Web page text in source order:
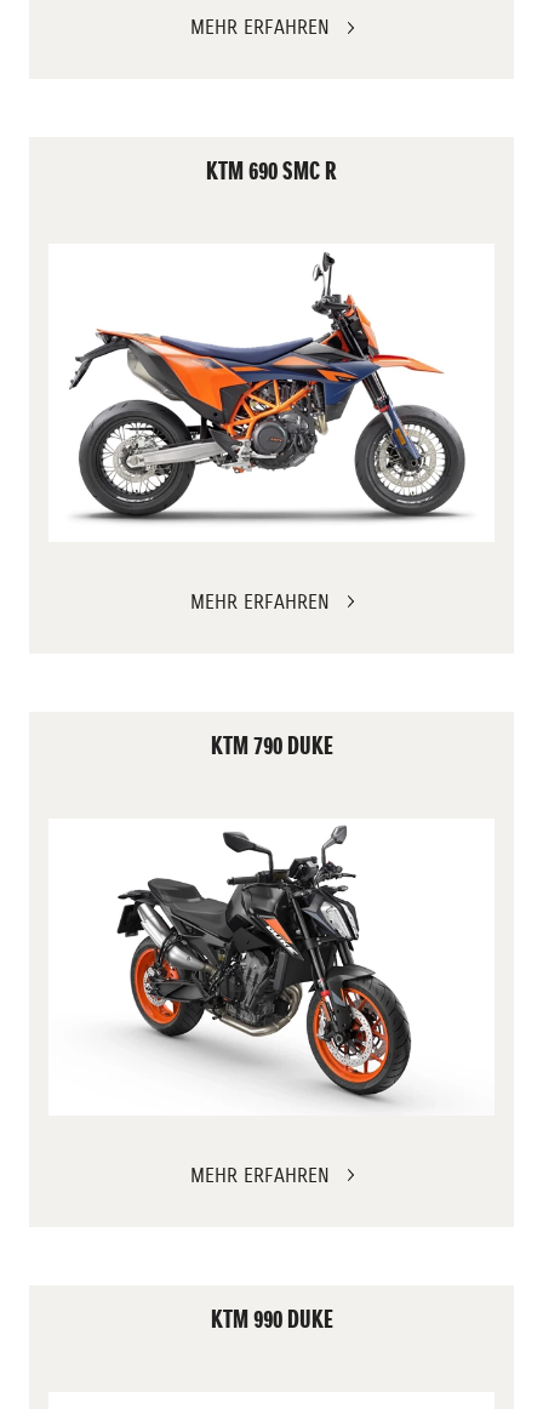
MEHR ERFAHREN
KTM 690 SMC R
MEHR ERFAHREN
KTM 790 DUKE
MEHR ERFAHREN
KTM 990 DUKE